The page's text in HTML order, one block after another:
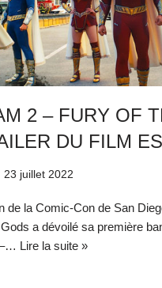
2 – FURY OF
DU FILM
23 juillet 2022
de la Comic-Con de San
a dévoilé sa première
Lire la suite »